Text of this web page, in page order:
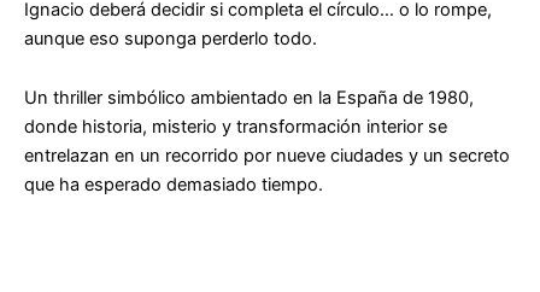
Ignacio deberá decidir si completa el círculo… o lo rompe,
aunque eso suponga perderlo todo.
Un thriller simbólico ambientado en la España de 1980,
donde historia, misterio y transformación interior se
entrelazan en un recorrido por nueve ciudades y un secreto
que ha esperado demasiado tiempo.